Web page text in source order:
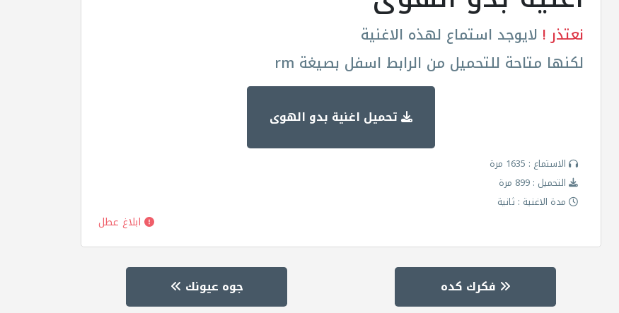
نعتذر ! لايوجد استماع لهذه الاغنية
لكنها متاحة للتحميل من الرابط اسفل بصيغة rm
تحميل اغنية بدو الهوى
الاستماع : 1635 مرة
التحميل : 899 مرة
مدة الاغنية : ثانية
ابلاغ عطل
فكرك كده جوه عيونك